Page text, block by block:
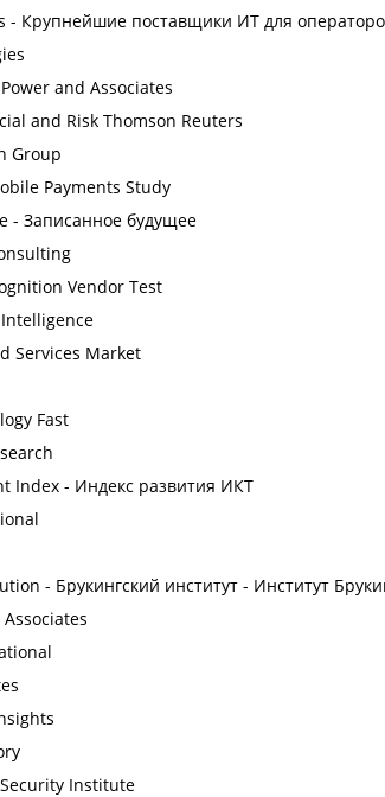
- Крупнейшие поставщики ИТ для
Power and Associates
and Risk Thomson Reuters
Group
Payments Study
- Записанное будущее
Vendor Test
Services Market
Fast
Index - Индекс развития ИКТ
- Брукингский институт - Институт
Institute